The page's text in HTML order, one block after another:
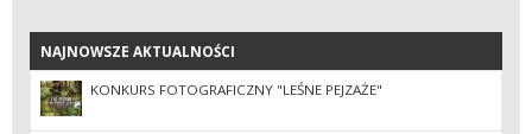
NAJNOWSZE AKTUALNOŚCI
NAJNOWSZE AKTUALNOŚCI
KONKURS FOTOGRAFICZNY "LEŚNE PEJZAŻE"